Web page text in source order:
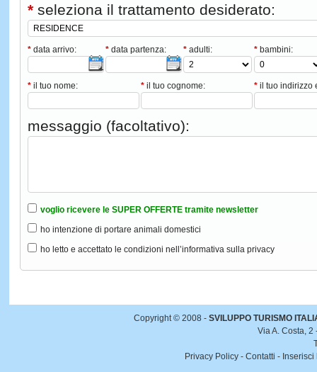
*seleziona il trattamento desiderato:
*data arrivo: *data partenza: *adulti: *bambini:
*il tuo nome: *il tuo cognome: *il tuo indirizzo
messaggio (facoltativo):
voglio ricevere le SUPER OFFERTE tramite newsletter
ho intenzione di portare animali domestici
ho letto e accettato le condizioni nell’informativa sulla privacy
Copyright © 2008 - SVILUPPO TURISMO
Via A. Costa,
Privacy Policy - Contatti - Inserisci